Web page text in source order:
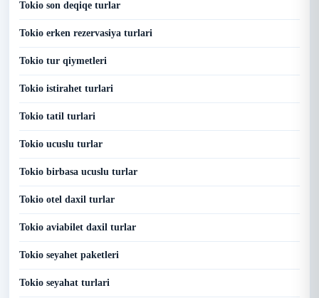
Tokio son deqiqe turlar
Tokio erken rezervasiya turlari
Tokio tur qiymetleri
Tokio istirahet turlari
Tokio tatil turlari
Tokio ucuslu turlar
Tokio birbasa ucuslu turlar
Tokio otel daxil turlar
Tokio aviabilet daxil turlar
Tokio seyahet paketleri
Tokio seyahat turlari